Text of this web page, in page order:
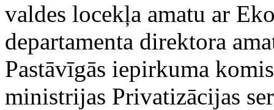
valdes locekļa amatu ar
departamenta direktora
Pastāvīgās iepirkuma
ministrijas Privatizācijas